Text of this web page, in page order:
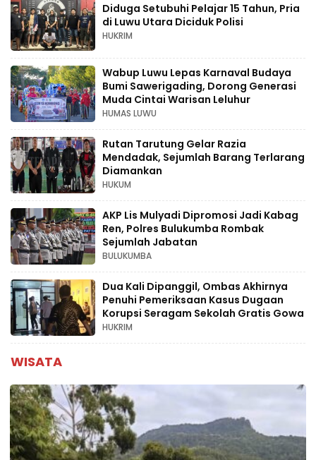
Diduga Setubuhi Pelajar 15 Tahun, Pria
di Luwu Utara Diciduk Polisi
HUKRIM
Wabup Luwu Lepas Karnaval Budaya
Bumi Sawerigading, Dorong Generasi
Muda Cintai Warisan Leluhur
HUMAS LUWU
Rutan Tarutung Gelar Razia
Mendadak, Sejumlah Barang Terlarang
Diamankan
HUKUM
AKP Lis Mulyadi Dipromosi Jadi Kabag
Ren, Polres Bulukumba Rombak
Sejumlah Jabatan
BULUKUMBA
Dua Kali Dipanggil, Ombas Akhirnya
Penuhi Pemeriksaan Kasus Dugaan
Korupsi Seragam Sekolah Gratis Gowa
HUKRIM
WISATA